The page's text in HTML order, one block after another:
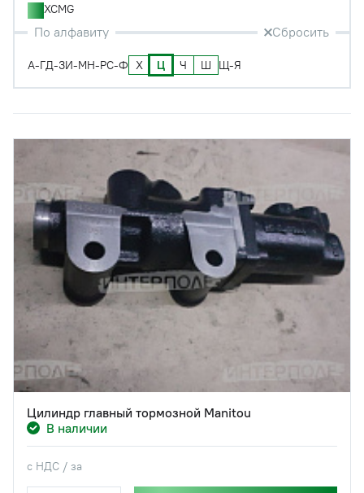
XCMG
По алфавиту Сбросить
А-ГД-ЗИ-МН-РС-Ф Х Ц Ч Ш Щ-Я
Цилиндр главный тормозной Manitou
В наличии
с НДС / за